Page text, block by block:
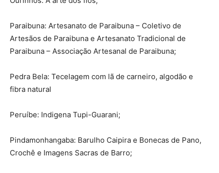
Paraibuna: Artesanato de Paraibuna – Coletivo de
Artesãos de Paraibuna e Artesanato Tradicional de
Paraibuna – Associação Artesanal de Paraibuna;
Pedra Bela: Tecelagem com lã de carneiro, algodão e
fibra natural
Peruíbe: Indigena Tupi-Guarani;
Pindamonhangaba: Barulho Caipira e Bonecas de Pano,
Crochê e Imagens Sacras de Barro;